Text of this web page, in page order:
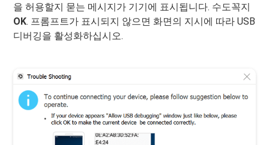
을 허용할지 묻는 메시지가 기기에 표시됩니다. 수도꼭지
OK. 프롬프트가 표시되지 않으면 화면의 지시에 따라 USB
디버깅을 활성화하십시오.